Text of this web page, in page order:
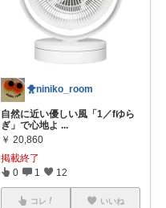
🐥niniko_room
自然に近い優しい風「1／fゆら
ぎ」で心地よ ...
￥ 20,860
掲載終了
0 1 12
コレ いいね